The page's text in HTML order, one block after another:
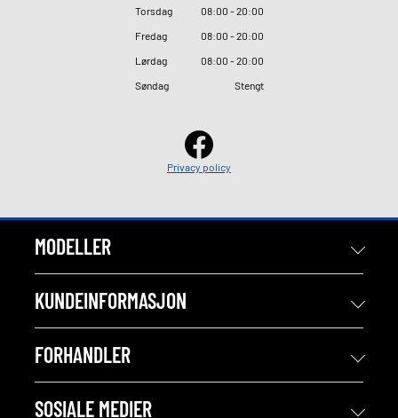
Torsdag
08:00 - 20:00
Fredag
08:00 - 20:00
Lørdag
08:00 - 20:00
Søndag
Stengt
Privacy policy
MODELLER
KUNDEINFORMASJON
FORHANDLER
SOSIALE MEDIER